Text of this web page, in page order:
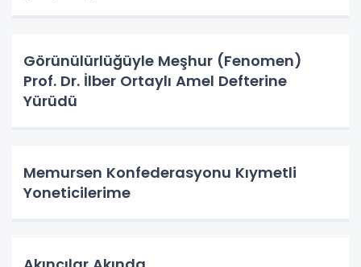
Görünülürlüğüyle Meşhur (Fenomen)
Prof. Dr. İlber Ortaylı Amel Defterine
Yürüdü
Memursen Konfederasyonu Kıymetli
Yoneticilerime